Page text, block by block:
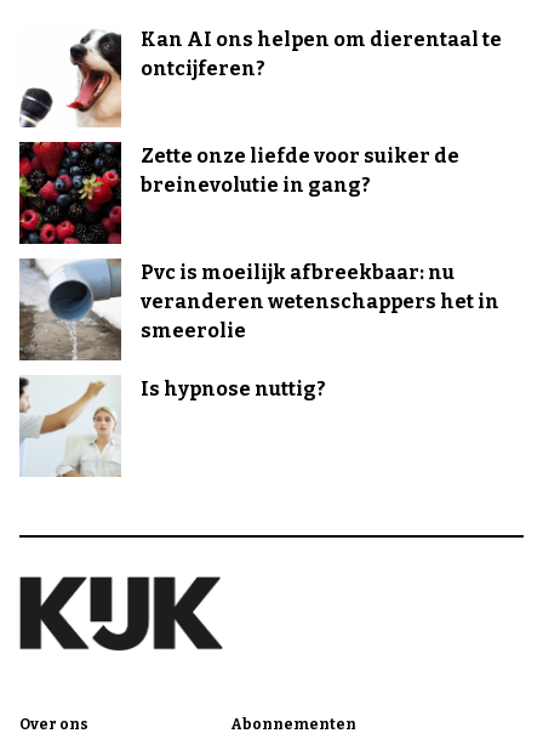
Kan AI ons helpen om dierentaal te
ontcijferen?
Zette onze liefde voor suiker de
breinevolutie in gang?
Pvc is moeilijk afbreekbaar: nu
veranderen wetenschappers het in
smeerolie
Is hypnose nuttig?
Over ons Abonnementen